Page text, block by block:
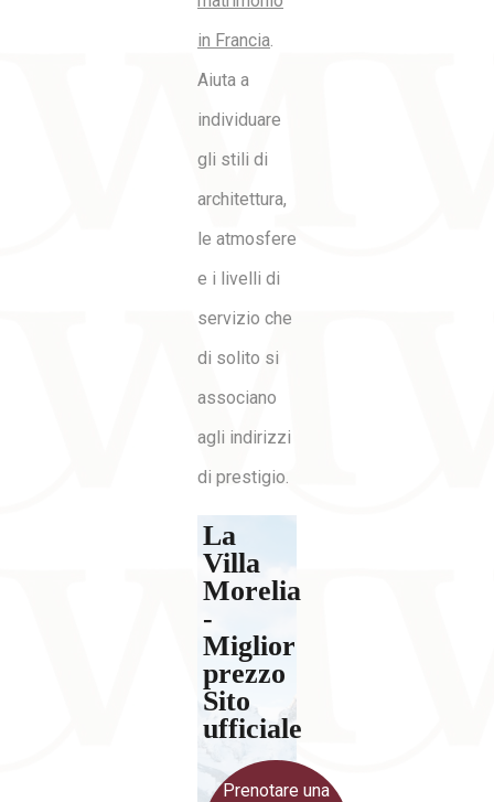
in Francia.
Aiuta a
individuare
gli stili di
architettura,
le atmosfere
e i livelli di
servizio che
di solito si
associano
agli indirizzi
di prestigio.
La
Villa
Morelia
-
Miglior
prezzo
Sito
ufficiale
Prenotare una